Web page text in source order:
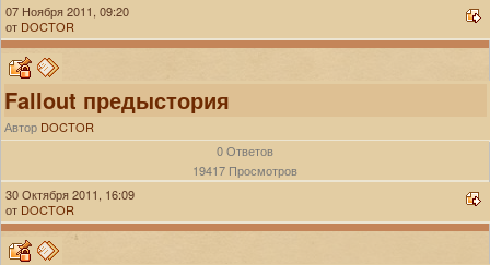
07 Ноября 2011, 09:20
от DOCTOR
Fallout предыстория
Автор DOCTOR
0 Ответов
19417 Просмотров
30 Октября 2011, 16:09
от DOCTOR